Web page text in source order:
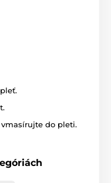
do pleti.